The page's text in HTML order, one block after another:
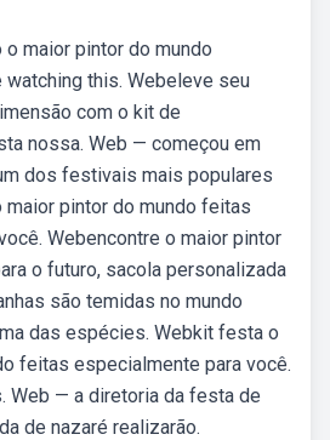
maior pintor do mundo
watching this. Webeleve seu
com o kit de
nossa. Web — começou em
dos festivais mais populares
pintor do mundo feitas
Webencontre o maior pintor
o futuro, sacola personalizada
são temidas no mundo
das espécies. Webkit festa o
feitas especialmente para você.
Web — a diretoria da festa de
de nazaré realizarão.